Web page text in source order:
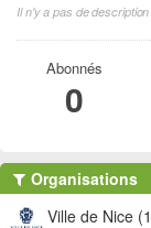
Il n'y a pas de
Abonnés
0
Organisations
Ville de Nice